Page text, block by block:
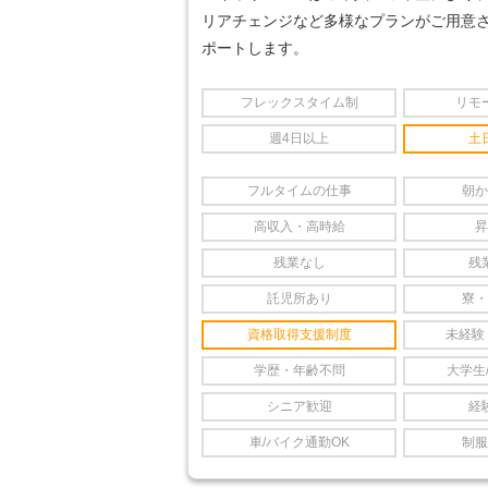
リアチェンジなど多様なプランがご用意
ポートします。
フレックスタイム制 リモ
週4日以上 土
フルタイムの仕事 朝
高収入・高時給
残業なし 残
託児所あり 寮
資格取得支援制度 未経験
学歴・年齢不問 大学
シニア歓迎 経
車/バイク通勤OK 制